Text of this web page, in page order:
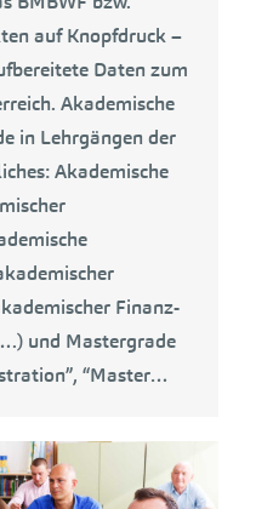
auf Knopfdruck –
Daten zum
Akademische
in Lehrgängen der
Akademische
Finanz-
und Mastergrade
“Master…